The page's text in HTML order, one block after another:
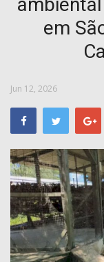
ESPERANÇA PB
PARAIBA
ENTRETENIMENTO
MUNDO
BRASIL
COMO ANUNCIAR
PROGRAMAÇÃO
QUEM SOMOS
MUSICA
em
Jun 12, 2026